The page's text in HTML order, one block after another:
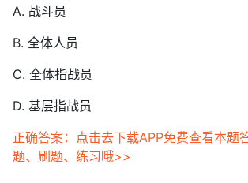
A. 战斗员
B. 全体人员
C. 全体指战员
D. 基层指战员
正确答案：点击去下载APP免费查看本题
题、刷题、练习哦>>